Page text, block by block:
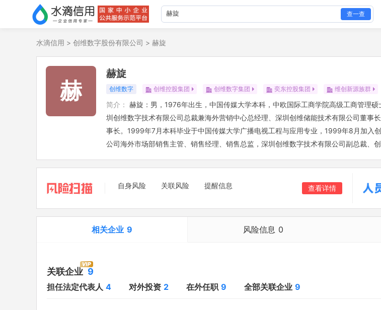
查一查
水滴信用 > 创维数字股份有限公司 > 赫旋
赫
赫旋
创维数字 创维控股集团 创维数字集团 奕东控股集团 维创新源族群
简介： 赫旋：男，1976年出生，中国传媒大学本科，中欧国际工商学院高级工商管理
圳创维数字技术有限公司总裁兼海外营销中心总经理、深圳创维储能技术有限公司董事
事长。1999年7月本科毕业于中国传媒大学广播电视工程与应用专业，1999年8月加入
公司海外市场部销售主管、销售经理、销售总监，深圳创维数字技术有限公司副总裁、
自身风险 关联风险 提醒信息 查看详情
相关企业 9
对外投资 2
在外任职 9
风险信息 0
法院公告
关联企业 9
担任法定代表人 4 对外投资 2 在外任职 9 全部关联企业 9